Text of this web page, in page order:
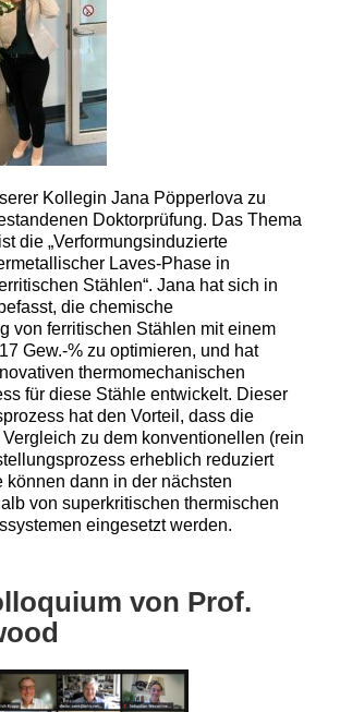
Kollegin Jana Pöpperlova zu
Doktorprüfung. Das Thema
die „Verformungsinduzierte
Laves-Phase in
Stählen“. Jana hat sich in
die chemische
von ferritischen Stählen mit einem
Gew.-% zu optimieren, und hat
thermomechanischen
für diese Stähle entwickelt. Dieser
hat den Vorteil, dass die
zu dem konventionellen (rein
erheblich reduziert
können dann in der nächsten
von superkritischen thermischen
eingesetzt werden.
von Prof.